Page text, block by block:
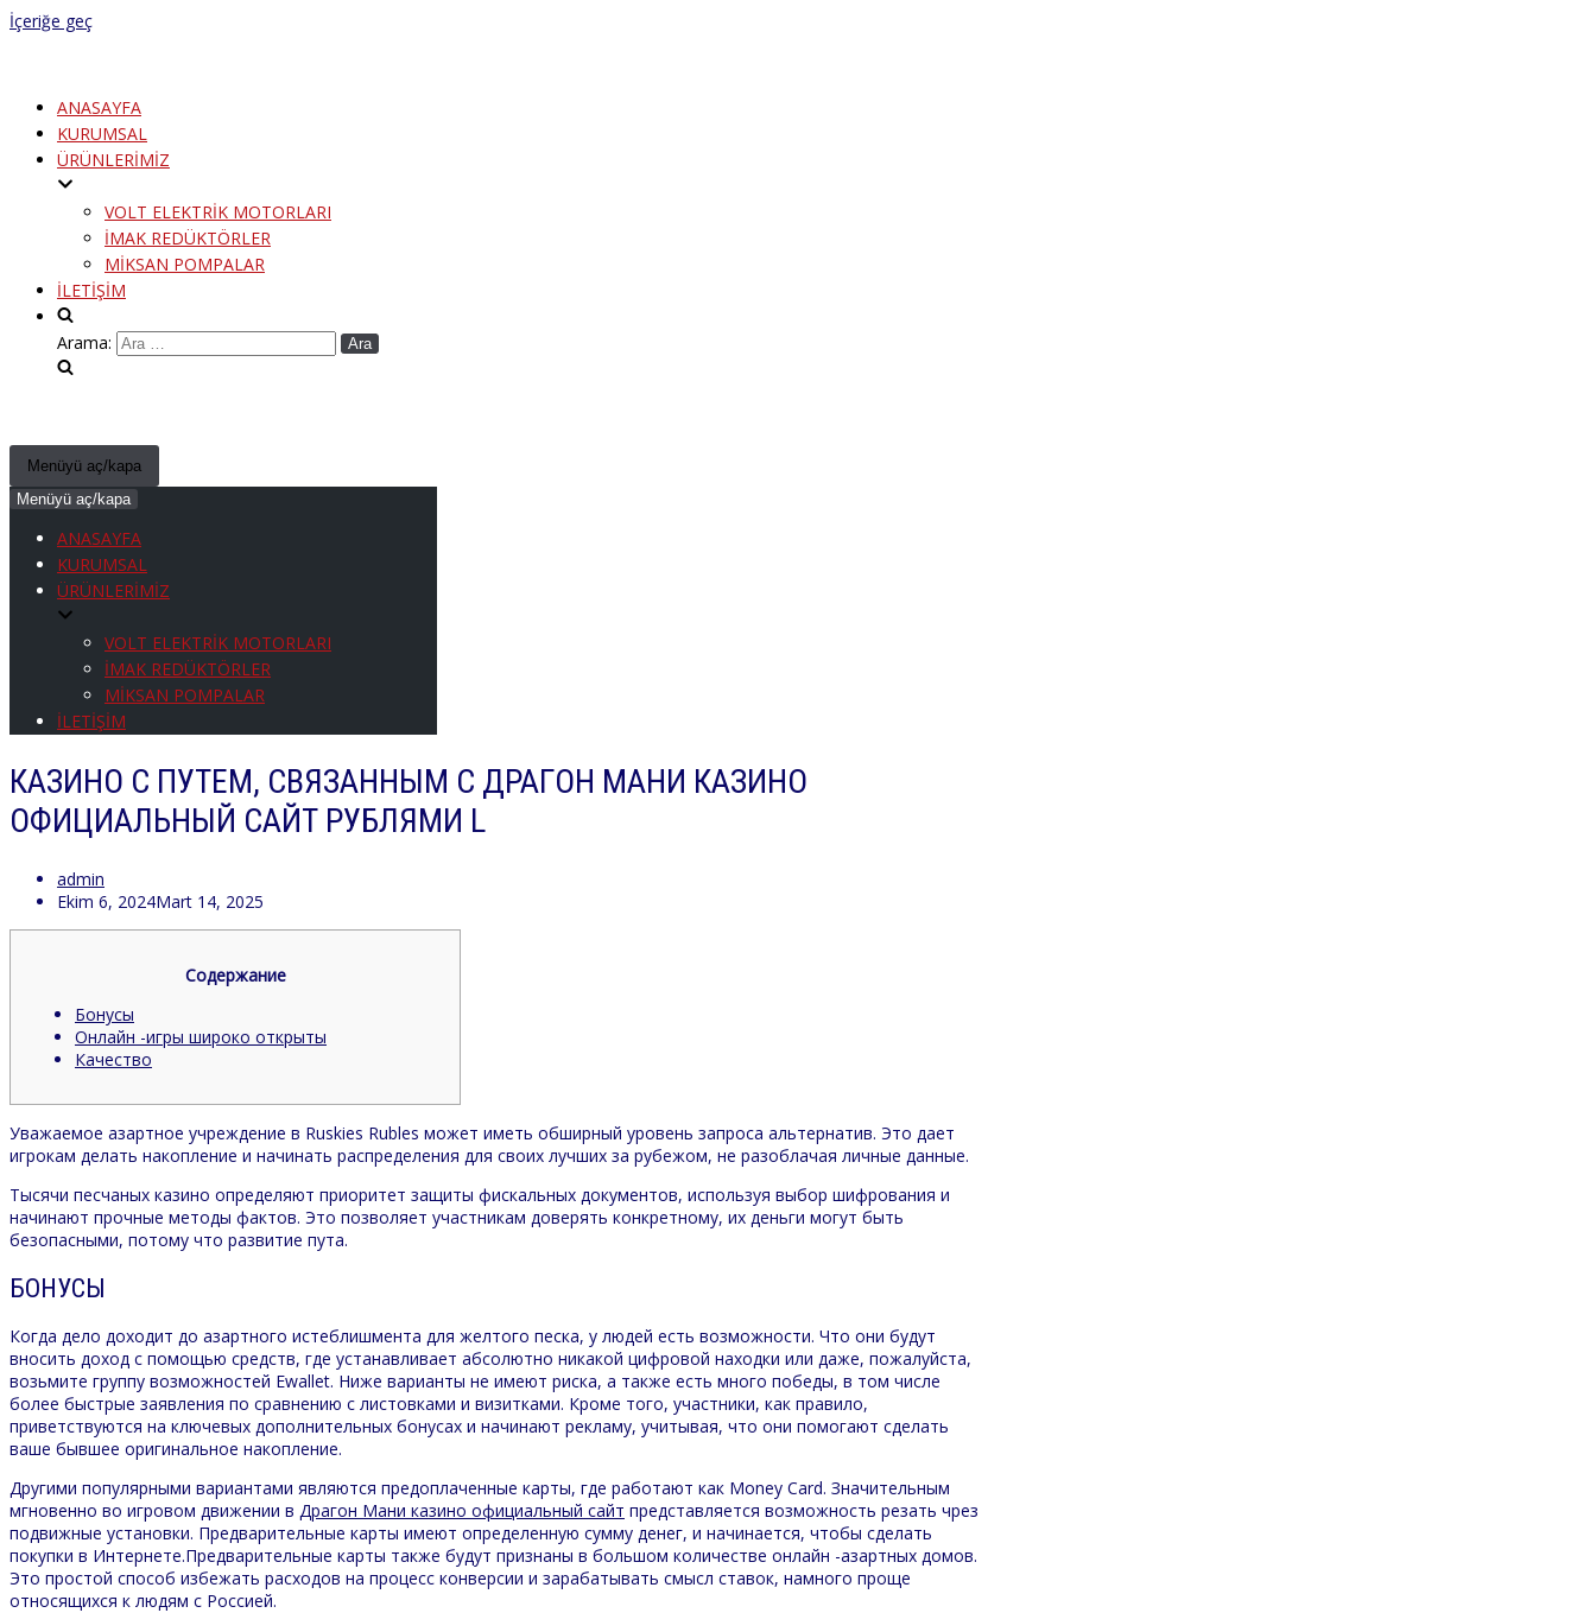
İçeriğe geç
ANASAYFA
KURUMSAL
ÜRÜNLERİMİZ
VOLT ELEKTRİK MOTORLARI
İMAK REDÜKTÖRLER
MİKSAN POMPALAR
İLETİŞİM
Arama:
Menüyü aç/kapa
Menüyü aç/kapa
ANASAYFA
KURUMSAL
ÜRÜNLERİMİZ
VOLT ELEKTRİK MOTORLARI
İMAK REDÜKTÖRLER
MİKSAN POMPALAR
İLETİŞİM
КАЗИНО С ПУТЕМ, СВЯЗАННЫМ С ДРАГОН МАНИ КАЗИНО
ОФИЦИАЛЬНЫЙ САЙТ РУБЛЯМИ L
admin
Ekim 6, 2024Mart 14, 2025
Содержание
Бонусы
Онлайн -игры широко открыты
Качество
Уважаемое азартное учреждение в Ruskies Rubles может иметь обширный уровень запроса альтернатив. Это дает
игрокам делать накопление и начинать распределения для своих лучших за рубежом, не разоблачая личные данные.
Тысячи песчаных казино определяют приоритет защиты фискальных документов, используя выбор шифрования и
начинают прочные методы фактов. Это позволяет участникам доверять конкретному, их деньги могут быть
безопасными, потому что развитие пута.
БОНУСЫ
Когда дело доходит до азартного истеблишмента для желтого песка, у людей есть возможности. Что они будут
вносить доход с помощью средств, где устанавливает абсолютно никакой цифровой находки или даже, пожалуйста,
возьмите группу возможностей Ewallet. Ниже варианты не имеют риска, а также есть много победы, в том числе
более быстрые заявления по сравнению с листовками и визитками. Кроме того, участники, как правило,
приветствуются на ключевых дополнительных бонусах и начинают рекламу, учитывая, что они помогают сделать
ваше бывшее оригинальное накопление.
Другими популярными вариантами являются предоплаченные карты, где работают как Money Card. Значительным
мгновенно во игровом движении в Драгон Мани казино официальный сайт представляется возможность резать чрез
подвижные установки. Предварительные карты имеют определенную сумму денег, и начинается, чтобы сделать
покупки в Интернете.Предварительные карты также будут признаны в большом количестве онлайн -азартных домов.
Это простой способ избежать расходов на процесс конверсии и зарабатывать смысл ставок, намного проще
относящихся к людям с Россией.